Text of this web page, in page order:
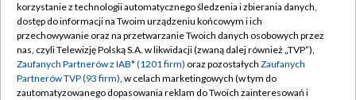
TVP
Abonament TVP
Emisja w TVP
Centrum informacji TVP
Regulamin TVP
Polityka prywatności
Moje zgody
korzystanie z technologii automatycznego śledzenia i zbierania danych,
dostęp do informacji na Twoim urządzeniu końcowym i ich
przechowywanie oraz na przetwarzanie Twoich danych osobowych przez
nas, czyli Telewizję Polską S.A. w likwidacji (zwaną dalej również „TVP”),
Zaufanych Partnerów z IAB* (1201 firm) oraz pozostałych Zaufanych
Partnerów TVP (93 firm), w celach marketingowych (w tym do
zautomatyzowanego dopasowania reklam do Twoich zainteresowań i